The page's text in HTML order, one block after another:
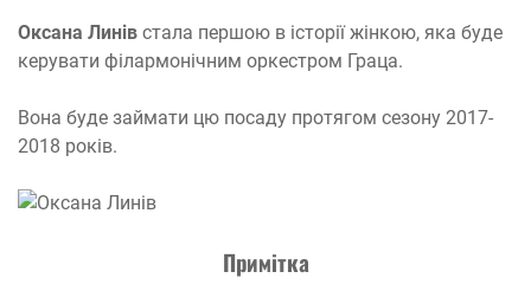
Оксана Линів стала першою в історії жінкою, яка буде
керувати філармонічним оркестром Граца.
Вона буде займати цю посаду протягом сезону 2017-
2018 років.
Примітка